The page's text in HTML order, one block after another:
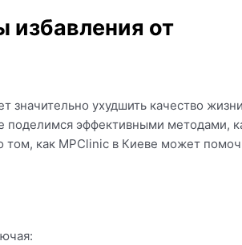
от
значительно ухудшить качество
поделимся эффективными методами,
том, как MPClinic в Киеве может